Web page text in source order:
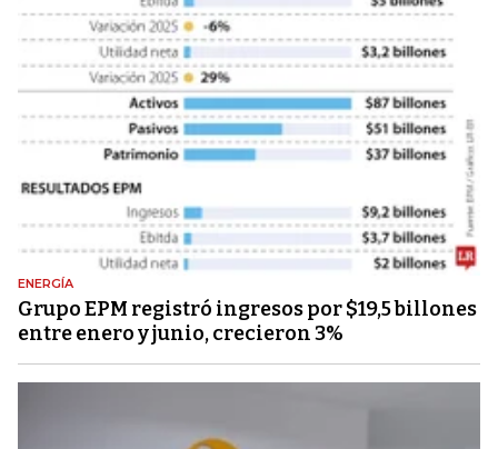
ENERGÍA
Grupo EPM registró ingresos por $19,5 billones
entre enero y junio, crecieron 3%